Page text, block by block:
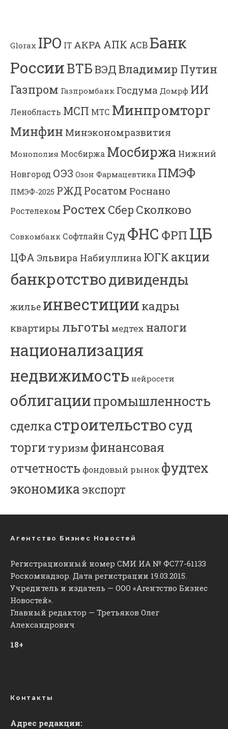
Glorax IPO IT АКРА АПК АСВБанк
РоссииВТБВЭДВладимир Путин
Газпром Газпромбанк Госдума Домрф ИИ
Ленобласть МСП МТС Минпромторг
Минфин Минэкономразвития
Монополия Мосбиржа Мосбиржа Нижний
Новгород ОЭЗ Озон Фармацевтика ПМЭФ
ПМЭФ-2025 РЖД Росатом Роснано
Ростелеком Ростех Сбер Сколково
Совкомбанк Софтлайн Суд ФНС ФРП ЦБ
ЦФА Эльвира Набиуллина ЮГК акции
банкротстводивиденды
жилье инвестиции кадры
квартиры льготы медтех налоги
национализация
недвижимость нейросети
облигациипромышленность
сделкастроительствосуд
торгитуризм финансовая
отчетность фондовый рынок фудтех
экономика экспорт
Агентство Бизнес Новостей
Регистрационный номер СМИ ИА № ФС77-61133
Роскомнадзор. Дата регистрации 19.03.2015.
Учредитель и издатель — ООО «Агентство Бизнес
Новостей».
Главный редактор — Третьяков Олег
Александрович
18+
Контакты
Адрес редакции: